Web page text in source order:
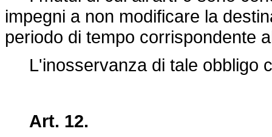
impegni a non modificare la
periodo di tempo corrispondente
L'inosservanza di tale obbligo
Art. 12.